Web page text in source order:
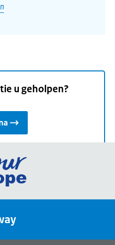
u geholpen?
Ga
de
een